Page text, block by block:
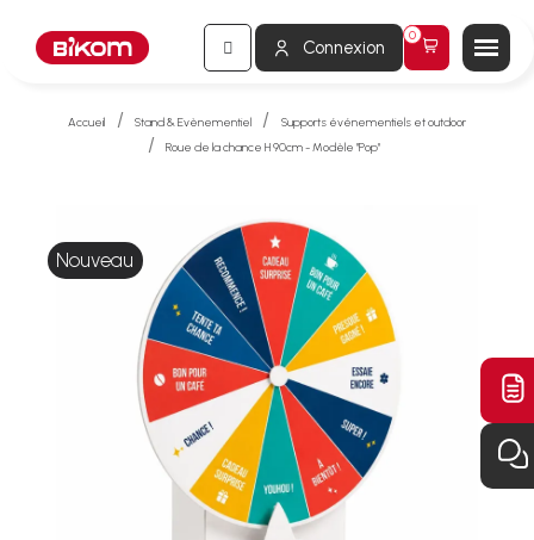
Connexion
Accueil Stand & Evènementiel
Supports événementiels et outdoor
Roue de la chance H 90cm - Modèle "Pop"
Nouveau